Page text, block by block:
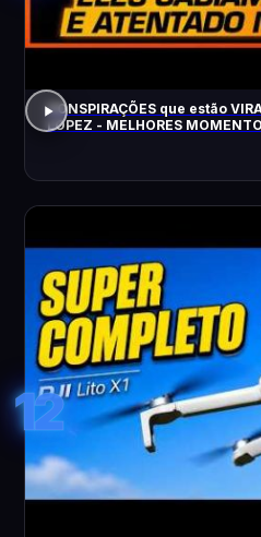
CONSPIRAÇÕES que estão
LOPEZ - MELHORES
12